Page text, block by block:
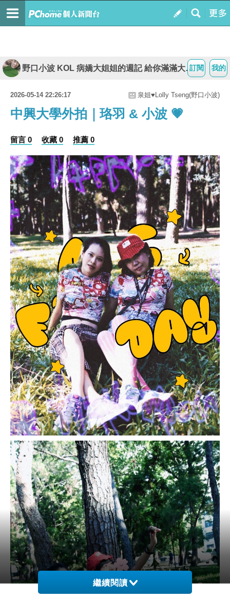
我的
訂閱
野口小波 KOL 病嬌大姐姐的週記 給你滿滿大平台
2026-05-14 22:26:17 泉姐♥Lolly Tseng(野口小波)
中興大學外拍｜珞羽 & 小波 💗
留言 0 收藏 0 推薦 0
繼續閱讀